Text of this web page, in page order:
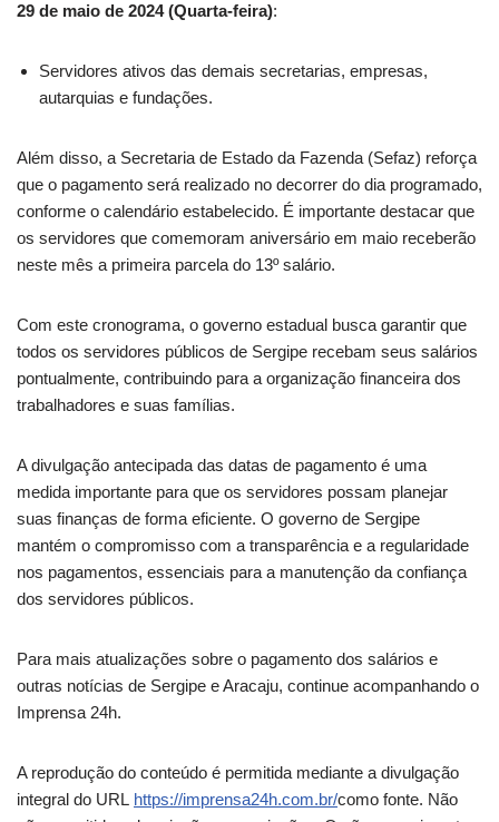
29 de maio de 2024 (Quarta-feira):
Servidores ativos das demais secretarias, empresas,
autarquias e fundações.
Além disso, a Secretaria de Estado da Fazenda (Sefaz) reforça
que o pagamento será realizado no decorrer do dia programado,
conforme o calendário estabelecido. É importante destacar que
os servidores que comemoram aniversário em maio receberão
neste mês a primeira parcela do 13º salário.
Com este cronograma, o governo estadual busca garantir que
todos os servidores públicos de Sergipe recebam seus salários
pontualmente, contribuindo para a organização financeira dos
trabalhadores e suas famílias.
A divulgação antecipada das datas de pagamento é uma
medida importante para que os servidores possam planejar
suas finanças de forma eficiente. O governo de Sergipe
mantém o compromisso com a transparência e a regularidade
nos pagamentos, essenciais para a manutenção da confiança
dos servidores públicos.
Para mais atualizações sobre o pagamento dos salários e
outras notícias de Sergipe e Aracaju, continue acompanhando o
Imprensa 24h.
A reprodução do conteúdo é permitida mediante a divulgação
integral do URL https://imprensa24h.com.br/como fonte. Não